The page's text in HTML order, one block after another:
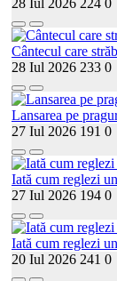
Cântecul care
28 Iul 2026 233 0
Lansarea pe
27 Iul 2026 191 0
Iată cum reglezi
27 Iul 2026 194 0
Iată cum reglezi
20 Iul 2026 241 0